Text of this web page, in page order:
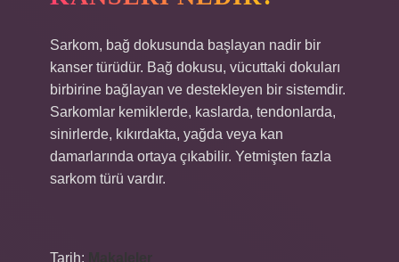
Sarkom, bağ dokusunda başlayan nadir bir
kanser türüdür. Bağ dokusu, vücuttaki dokuları
birbirine bağlayan ve destekleyen bir sistemdir.
Sarkomlar kemiklerde, kaslarda, tendonlarda,
sinirlerde, kıkırdakta, yağda veya kan
damarlarında ortaya çıkabilir. Yetmişten fazla
sarkom türü vardır.
Tarih: